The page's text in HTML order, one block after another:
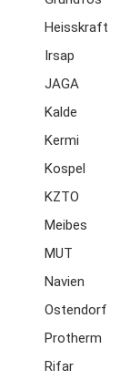
Heisskraft
Irsap
JAGA
Kalde
Kermi
Kospel
KZTO
Meibes
MUT
Navien
Ostendorf
Protherm
Rifar